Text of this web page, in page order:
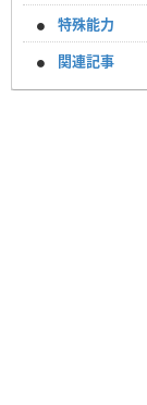
特殊能力
関連記事